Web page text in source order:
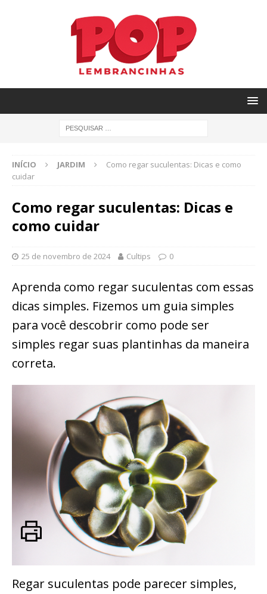
INÍCIO JARDIM
Como regar suculentas: Dicas e como
cuidar
Como regar suculentas: Dicas e
como cuidar
25 de novembro de 2024 Cultips 0
Aprenda como regar suculentas com essas
dicas simples. Fizemos um guia simples
para você descobrir como pode ser
simples regar suas plantinhas da maneira
correta.
Regar suculentas pode parecer simples,